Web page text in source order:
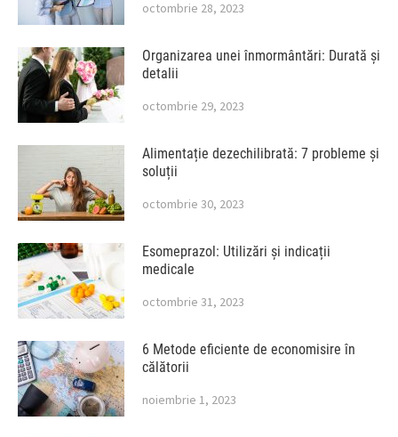
octombrie 28, 2023
Organizarea unei înmormântări: Durată și
detalii
octombrie 29, 2023
Alimentație dezechilibrată: 7 probleme și
soluții
octombrie 30, 2023
Esomeprazol: Utilizări și indicații
medicale
octombrie 31, 2023
6 Metode eficiente de economisire în
călătorii
noiembrie 1, 2023